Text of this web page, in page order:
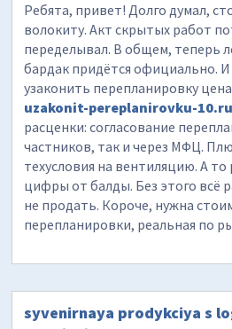
Ребята, привет! Долго думал,
волокиту. Акт скрытых работ
переделывал. В общем, теперь
бардак придётся официально. И
узаконить перепланировку цена
uzakonit-pereplanirovku-10.ru
расценки: согласование
частников, так и через МФЦ.
техусловия на вентиляцию. А
цифры от балды. Без этого всё
не продать. Короче, нужна
перепланировки, реальная по
syvenirnaya prodykciya s